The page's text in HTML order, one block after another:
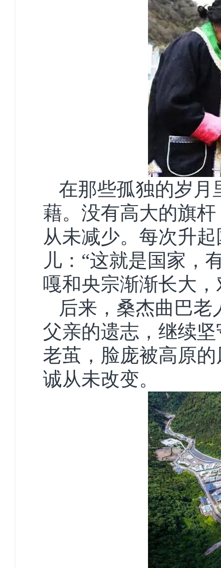
在那些孤独的岁月
藉。没有高大的旗
从未减少。每次升
儿：“这就是国家，
嘎和央宗渐渐长大
后来，桑杰曲巴
父亲的遗志，继续
老茧，脸庞被高原
诚从未改变。